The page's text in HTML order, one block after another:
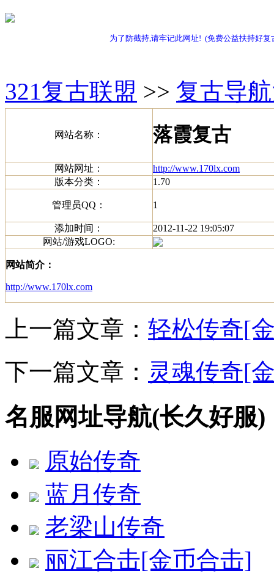
为了防截持,请牢记此网址! (免费公益扶持好复
321复古联盟 >> 复古导
网站名称： 落霞复古
网站网址：
http://www.170lx.com
版本分类：
1.70
管理员QQ： 1
添加时间：
2012-11-22 19:05:07
网站/游戏LOGO:
网站简介：
http://www.170lx.com
上一篇文章： 轻松传奇[
下一篇文章： 灵魂传奇[
名服网址导航(长久好服)
原始传奇
蓝月传奇
老梁山传奇
丽江合击[金币合击]